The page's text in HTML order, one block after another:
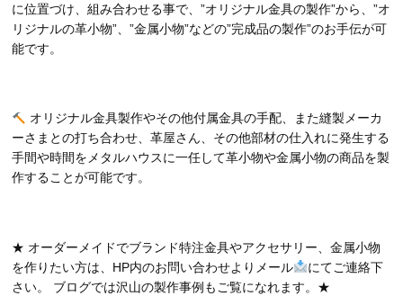
に位置づけ、組み合わせる事で、”オリジナル金具の製作”から、”オ
リジナルの革小物”、”金属小物”などの”完成品の製作”のお手伝が可
能です。
オリジナル金具製作やその他付属金具の手配、また縫製メーカ
ーさまとの打ち合わせ、革屋さん、その他部材の仕入れに発生する
手間や時間をメタルハウスに一任して革小物や金属小物の商品を製
作することが可能です。
★ オーダーメイドでブランド特注金具やアクセサリー、金属小物
を作りたい方は、HP内のお問い合わせよりメール
にてご連絡下
さい。 ブログでは沢山の製作事例もご覧になれます。★